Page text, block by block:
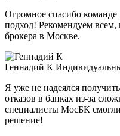
Огромное спасибо
подход! Рекомендуем
брокера в Москве.
Геннадий К
Я уже не надеялся
отказов в банках из-за
специалисты МосБК
решение!